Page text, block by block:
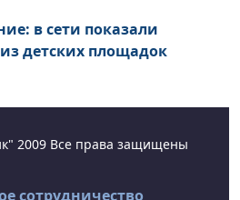
в сети показали
детских площадок
2009 Все права защищены
сотрудничество